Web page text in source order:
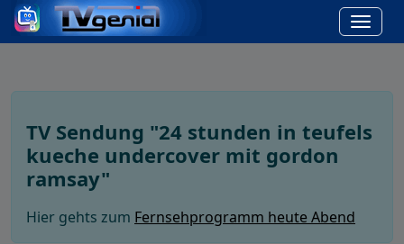
TV Sendung "24 stunden in teufels
kueche undercover mit gordon
ramsay"
Hier gehts zum Fernsehprogramm heute Abend